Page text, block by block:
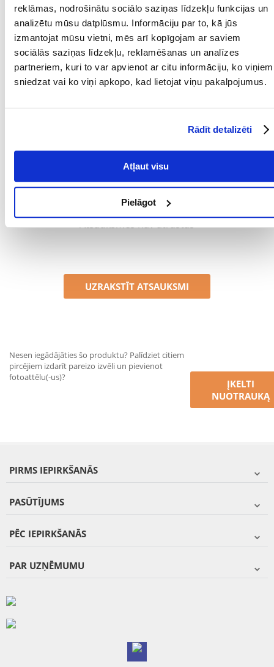
reklāmas, nodrošinātu sociālo saziņas līdzekļu funkcijas un
analizētu mūsu datplūsmu. Informāciju par to, kā jūs
izmantojat mūsu vietni, mēs arī kopīgojam ar saviem
sociālās saziņas līdzekļu, reklamēšanas un analīzes
partneriem, kuri to var apvienot ar citu informāciju, ko viņiem
sniedzat vai ko viņi apkopo, kad lietojat viņu pakalpojumus.
Rādīt detalizēti
Atļaut visu
Pielāgot
MĀJDZĪVNIEKA
IZMĒRS:
Mazās šķirnes
SUGA: Pelerīna
PRODUCENT: TRIXIE
var dot tai vērtējumu. Ar zvaigznītēm norādītais vērtējums ir
publicēsim gan pozitīvus, gan negatīvus vērtējumus.
Atsauksmes nav atrastas
UZRAKSTĪT ATSAUKSMI
Nesen iegādājāties šo produktu? Palīdziet citiem
pircējiem izdarīt pareizo izvēli un pievienot
fotoattēlu(-us)?
ĮKELTI
NUOTRAUKĄ
PIRMS IEPIRKŠANĀS
PASŪTĪJUMS
PĒC IEPIRKŠANĀS
PAR UZŅĒMUMU